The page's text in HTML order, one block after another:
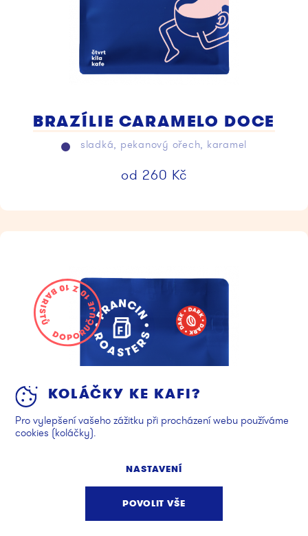
BRAZÍLIE CARAMELO DOCE
sladká, pekanový ořech, karamel
od 260 Kč
KOLÁČKY KE KAFI?
Pro vylepšení vašeho zážitku při procházení webu používáme
cookies (koláčky).
POVOLIT VŠE
NASTAVENÍ